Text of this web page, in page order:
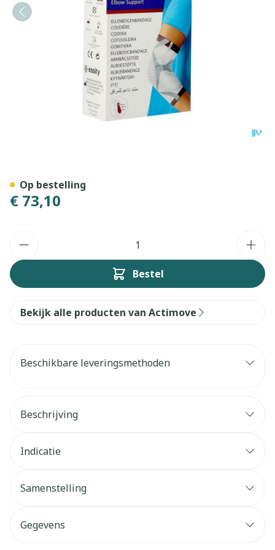
€ 73,10
Bestel
Op bestelling
Bekijk alle producten van Actimove
Beschikbare leveringsmethoden
Beschrijving
Indicatie
Samenstelling
Gegevens